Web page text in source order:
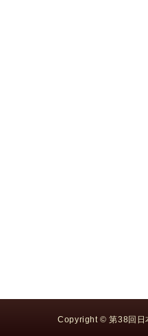
Copyright © 第38回日